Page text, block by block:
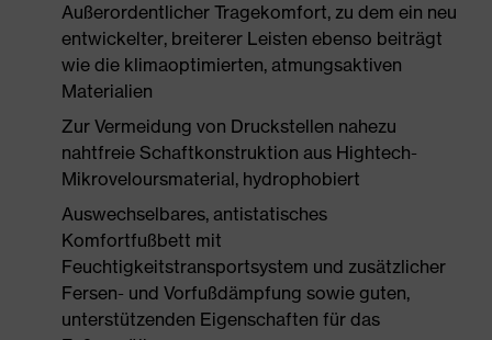
Außerordentlicher Tragekomfort, zu dem ein neu
entwickelter, breiterer Leisten ebenso beiträgt
wie die klimaoptimierten, atmungsaktiven
Materialien
Zur Vermeidung von Druckstellen nahezu
nahtfreie Schaftkonstruktion aus Hightech-
Mikroveloursmaterial, hydrophobiert
Auswechselbares, antistatisches
Komfortfußbett mit
Feuchtigkeitstransportsystem und zusätzlicher
Fersen- und Vorfußdämpfung sowie guten,
unterstützenden Eigenschaften für das